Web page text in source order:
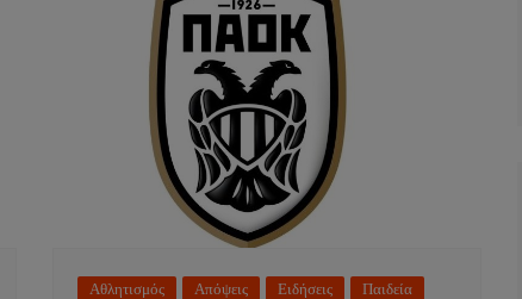
Αθλητισμός Απόψεις Ειδήσεις
Παιδεία